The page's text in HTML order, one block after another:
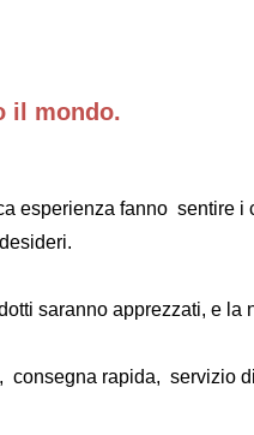
il mondo.
esperienza fanno
saranno apprezzati, e
consegna rapida, servizio